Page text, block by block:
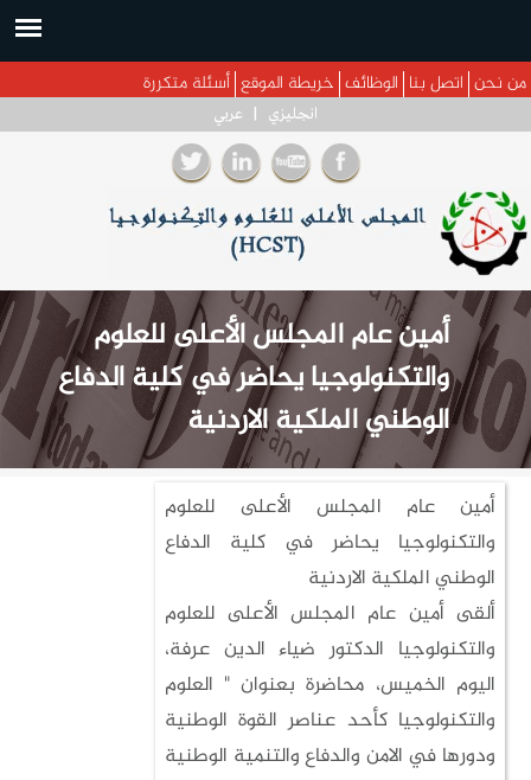
اتصل بنا الوظائف خريطة الموقع أسئلة متكررة
انجليزي | عربي
أمين عام المجلس الأعلى للعلوم
والتكنولوجيا يحاضر في كلية الدفاع
الوطني الملكية الاردنية
أمين عام المجلس الأعلى للعلوم
والتكنولوجيا يحاضر في كلية الدفاع
الوطني الملكية الاردنية
ألقى أمين عام المجلس الأعلى للعلوم
والتكنولوجيا الدكتور ضياء الدين عرفة،
اليوم الخميس، محاضرة بعنوان " العلوم
والتكنولوجيا كأحد عناصر القوة الوطنية
ودورها في الامن والدفاع والتنمية الوطنية